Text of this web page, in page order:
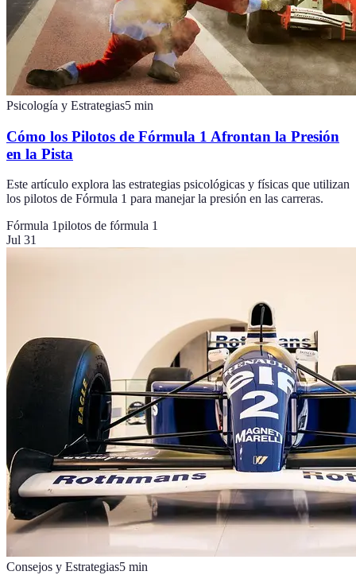
Psicología y Estrategias5 min
Cómo los Pilotos de Fórmula 1 Afrontan la Presión
en la Pista
Este artículo explora las estrategias psicológicas y físicas que utilizan
los pilotos de Fórmula 1 para manejar la presión en las carreras.
Fórmula 1pilotos de fórmula 1
Jul 31
Consejos y Estrategias5 min